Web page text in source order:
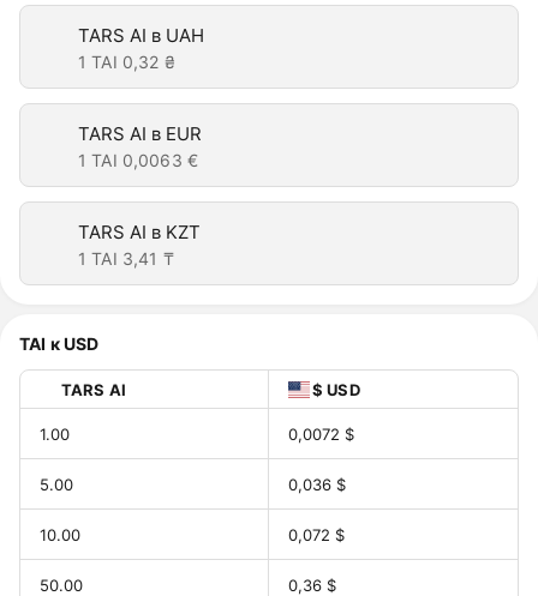
TARS AI в UAH
1 TAI 0,32 ₴
TARS AI в EUR
1 TAI 0,0063 €
TARS AI в KZT
1 TAI 3,41 ₸
TAI к USD
TARS AI $ USD
1.00 0,0072 $
5.00 0,036 $
10.00 0,072 $
50.00 0,36 $